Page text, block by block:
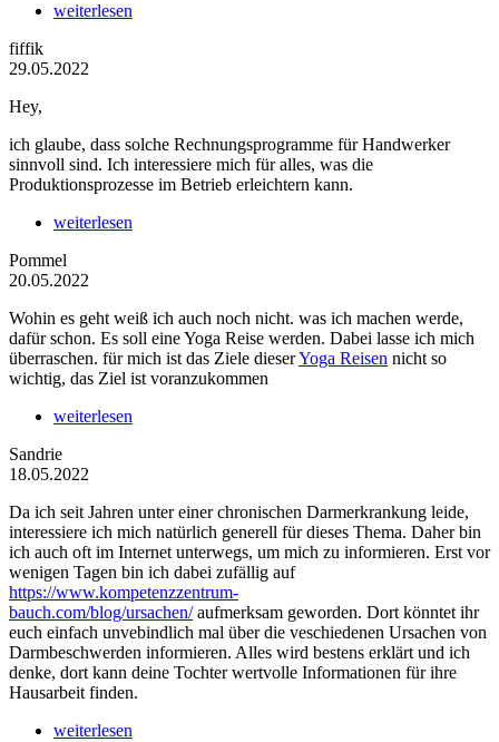
weiterlesen
fiffik
29.05.2022
Hey,
ich glaube, dass solche Rechnungsprogramme für Handwerker
sinnvoll sind. Ich interessiere mich für alles, was die
Produktionsprozesse im Betrieb erleichtern kann.
weiterlesen
Pommel
20.05.2022
Wohin es geht weiß ich auch noch nicht. was ich machen werde,
dafür schon. Es soll eine Yoga Reise werden. Dabei lasse ich mich
überraschen. für mich ist das Ziele dieserYoga Reisen nicht so
wichtig, das Ziel ist voranzukommen
weiterlesen
Sandrie
18.05.2022
Da ich seit Jahren unter einer chronischen Darmerkrankung leide,
interessiere ich mich natürlich generell für dieses Thema. Daher bin
ich auch oft im Internet unterwegs, um mich zu informieren. Erst vor
wenigen Tagen bin ich dabei zufällig auf
https://www.kompetenzzentrum-
bauch.com/blog/ursachen/aufmerksam geworden. Dort könntet ihr
euch einfach unvebindlich mal über die veschiedenen Ursachen von
Darmbeschwerden informieren. Alles wird bestens erklärt und ich
denke, dort kann deine Tochter wertvolle Informationen für ihre
Hausarbeit finden.
weiterlesen